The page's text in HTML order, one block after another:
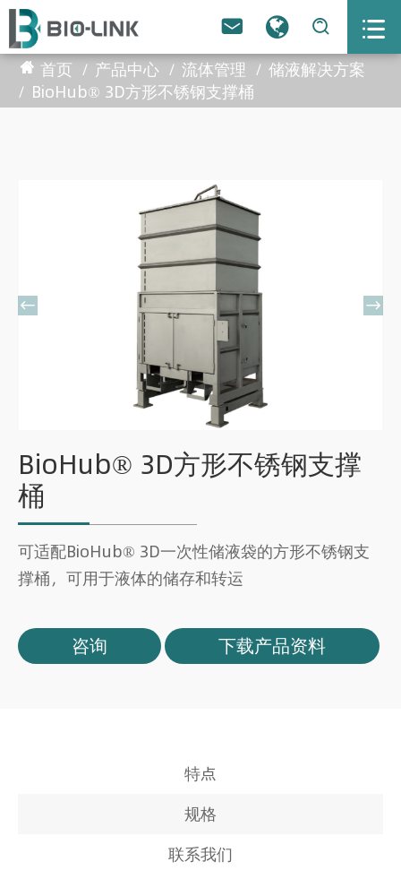
  
首页 产品中心 流体管理
储液解决方案
BioHub® 3D方形不锈钢支撑桶
 
BioHub® 3D方形不锈钢支撑
桶
可适配BioHub® 3D一次性储液袋的方形不锈钢支
撑桶，可用于液体的储存和转运
咨询 下载产品资料
特点
规格
联系我们